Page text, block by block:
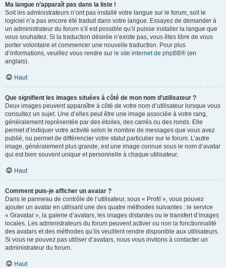
Ma langue n’apparaît pas dans la liste !
Soit les administrateurs n’ont pas installé votre langue sur le forum, soit le
logiciel n’a pas encore été traduit dans votre langue. Essayez de demander à
un administrateur du forum s’il est possible qu’il puisse installer la langue que
vous souhaitez. Si la traduction désirée n’existe pas, vous êtes libre de vous
porter volontaire et commencer une nouvelle traduction. Pour plus
d’informations, veuillez vous rendre sur le site internet de phpBB® (en
anglais).
Haut
Que signifient les images situées à côté de mon nom d’utilisateur ?
Deux images peuvent apparaître à côté de votre nom d’utilisateur lorsque vous
consultez un sujet. Une d’elles peut être une image associée à votre rang,
généralement représentée par des étoiles, des carrés ou des ronds. Elle
permet d’indiquer votre activité selon le nombre de messages que vous avez
publié, ou permet de différencier votre statut particulier sur le forum. L’autre
image, généralement plus grande, est une image connue sous le nom d’avatar
qui est bien souvent unique et personnelle à chaque utilisateur.
Haut
Comment puis-je afficher un avatar ?
Dans le panneau de contrôle de l’utilisateur, sous « Profil », vous pouvez
ajouter un avatar en utilisant une des quatre méthodes suivantes : le service
« Gravatar », la galerie d’avatars, les images distantes ou le transfert d’images
locales. Les administrateurs du forum peuvent activer ou non la fonctionnalité
des avatars et des méthodes qu’ils veuillent rendre disponible aux utilisateurs.
Si vous ne pouvez pas utiliser d’avatars, nous vous invitons à contacter un
administrateur du forum.
Haut